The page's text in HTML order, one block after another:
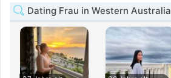
Dating Frau in Western Australia